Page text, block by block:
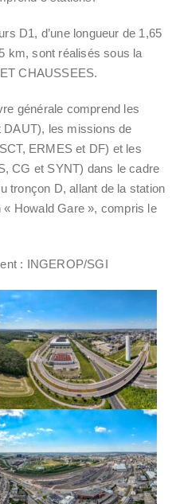
D1, d’une longueur de 1,65
km, sont réalisés sous la
CHAUSSEES.
générale comprend les
les missions de
ERMES et DF) et les
CG et SYNT) dans le cadre
tronçon D, allant de la station
Howald Gare », compris le
: INGEROP/SGI